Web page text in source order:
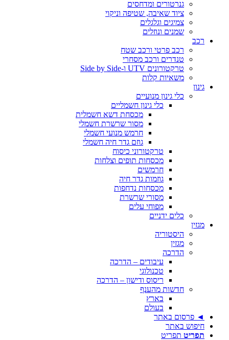
גנרטורים ומדחסים
ציוד שאיבה, שטיפה וניקוי
צמיגים וגלגלים
שמנים ונוזלים
רכב
רכב פרטי ורכב שטח
טנדרים ורכב מסחרי
טרקטורונים UTV ו-Side by Side
משאיות קלות
גינון
כלי גינון מנועיים
כלי גינון חשמליים
מכסחת דשא חשמלית
מסור שרשרת חשמלי
חרמש מנועי חשמלי
גוזם גדר חיה חשמלי
טרקטורוני כיסוח
מכסחות תופים וצלחות
חרמשים
גוזמות גדר חיה
מכסחות נדחפות
מסורי שרשרת
מפוחי עלים
כלים ידניים
מגזין
היסטוריה
מגזין
הדרכה
עיבודים – הדרכה
טכנולוגי
ריסוס ודישון – הדרכה
חדשות מהענף
בארץ
בעולם
◄ פרסום באתר
חיפוש באתר
תפריט תפריט